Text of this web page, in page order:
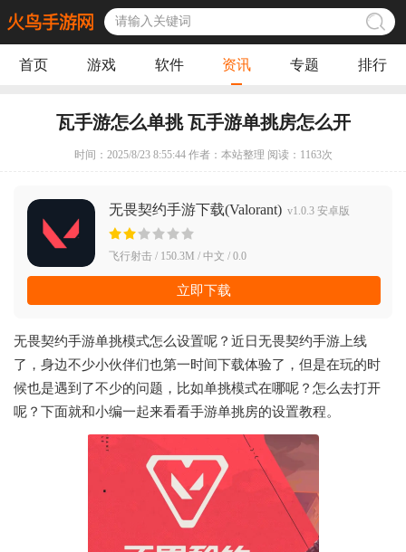
首页 游戏 软件 资讯 专题 排行
瓦手游怎么单挑 瓦手游单挑房怎么开
时间：2025/8/23 8:55:44 作者：本站整理 阅读： 1163次
无畏契约手游下载(Valorant) v1.0.3 安卓版
飞行射击 / 150.3M / 中文 / 0.0
立即下载
无畏契约手游单挑模式怎么设置呢？近日无畏契约手游上线
了，身边不少小伙伴们也第一时间下载体验了，但是在玩的时
候也是遇到了不少的问题，比如单挑模式在哪呢？怎么去打开
呢？下面就和小编一起来看看手游单挑房的设置教程。